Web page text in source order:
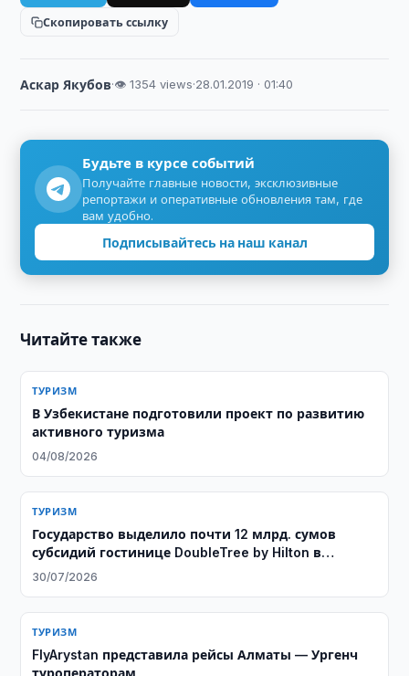
Скопировать ссылку
Аскар Якубов·👁 1354 views·28.01.2019 · 01:40
Будьте в курсе событий
Получайте главные новости, эксклюзивные
репортажи и оперативные обновления там, где
вам удобно.
Подписывайтесь на наш канал
Читайте также
ТУРИЗМ
В Узбекистане подготовили проект по развитию
активного туризма
04/08/2026
ТУРИЗМ
Государство выделило почти 12 млрд. сумов
субсидий гостинице DoubleTree by Hilton в
Ташкенте
30/07/2026
ТУРИЗМ
FlyArystan представила рейсы Алматы — Ургенч
туроператорам